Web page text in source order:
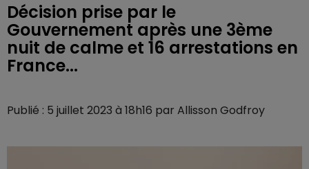
Décision prise par le
Gouvernement après une 3ème
nuit de calme et 16 arrestations en
Publié : 5 juillet 2023 à 18h16 par Allisson Godfroy